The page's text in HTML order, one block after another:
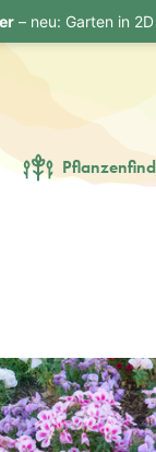
– neu: Garten in